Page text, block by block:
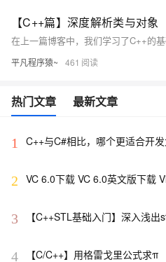
【C++篇】深度解析类与对象
平凡程序猿~ 461
热门文章 最新文章
1 C++与C#相比，哪个更适合开发
2 VC 6.0下载 VC 6.0英文版下载
3
【C++STL基础入门】深入浅
4 【C/C++】用格雷戈里公式求π